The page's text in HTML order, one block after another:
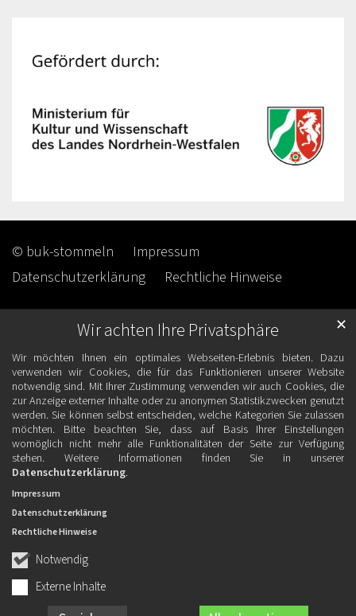
Wir achten Ihre Privatsphäre
Wir möchten Ihnen ein optimales Webseiten-Erlebnis bieten. Dazu
verwenden wir Cookies, die für das Funktionieren unserer Website
notwendig sind. Mit Ihrer Zustimmung verwenden wir auch Cookies, die
zur Anzeige externer Inhalte oder zu anonymen Statistikzwecken genutzt
werden. Sie können selbst entscheiden, welche Kategorien Sie zulassen
möchten. Bitte beachten Sie, dass auf Basis Ihrer Einstellungen
womöglich nicht mehr alle Funktionalitäten der Seite zur Verfügung
stehen. Weitere Informationen finden Sie in unserer
Datenschutzerklärung.
Notwendig
Externe Inhalte
✕
Impressum
Datenschutzerklärung
Rechtliche Hinweise
© buk-stommeln
Impressum
Datenschutzerklärung
Rechtliche Hinweise